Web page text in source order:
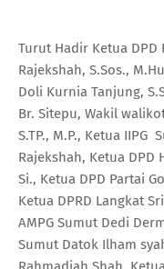
Turut Hadir Ketua DPD
Rajekshah, S.Sos.,
Doli Kurnia Tanjung,
Br. Sitepu, Wakil
S.TP., M.P., Ketua IIPG
Rajekshah, Ketua DPD
Si., Ketua DPD Partai
Ketua DPRD Langkat
AMPG Sumut Dedi
Sumut Datok Ilham